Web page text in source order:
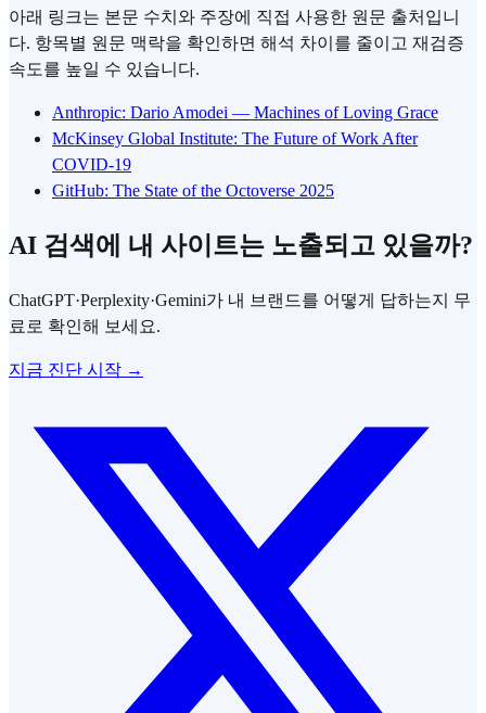
아래 링크는 본문 수치와 주장에 직접 사용한 원문 출처입니
다. 항목별 원문 맥락을 확인하면 해석 차이를 줄이고 재검증
속도를 높일 수 있습니다.
Anthropic: Dario Amodei — Machines of Loving Grace
McKinsey Global Institute: The Future of Work After
COVID-19
GitHub: The State of the Octoverse 2025
AI 검색에 내 사이트는 노출되고 있을까?
ChatGPT·Perplexity·Gemini가 내 브랜드를 어떻게 답하는지 무
료로 확인해 보세요.
지금 진단 시작 →